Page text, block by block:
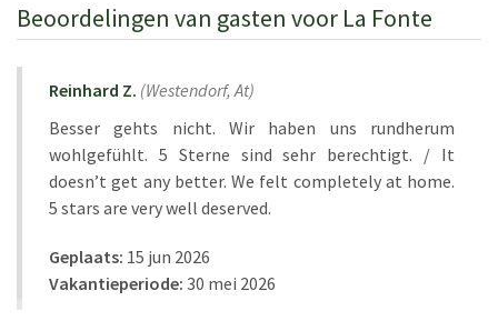
Beoordelingen van gasten voor La Fonte
Reinhard Z. (Westendorf, At)
Besser gehts nicht. Wir haben uns rundherum
wohlgefühlt. 5 Sterne sind sehr berechtigt. / It
doesn’t get any better. We felt completely at home.
5 stars are very well deserved.
Geplaats: 15 jun 2026
Vakantieperiode: 30 mei 2026